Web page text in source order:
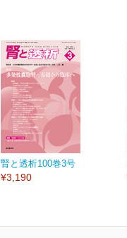
腎と透析100巻3号
¥3,190